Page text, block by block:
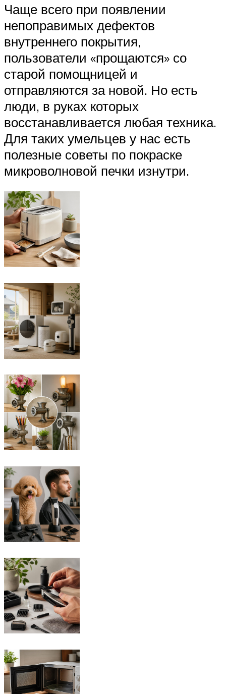
Чаще всего при появлении
непоправимых дефектов
внутреннего покрытия,
пользователи «прощаются» со
старой помощницей и
отправляются за новой. Но есть
люди, в руках которых
восстанавливается любая техника.
Для таких умельцев у нас есть
полезные советы по покраске
микроволновой печки изнутри.